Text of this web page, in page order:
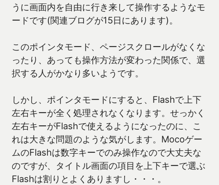
うに画面内を自由に行き来して操作するようなモ
ードです(関連ブログが15日にあります)。
このポインタモード、ページスクロールがなくな
ったり、あっても操作方法が変わった関係で、選
択する人がかなり多いようです。
しかし、ポインタモードにすると、Flashで上下
左右キーが全く処理されなくなります。せっかく
左右キーがFlashで使えるようになったのに、こ
れは大きな問題のような気がします。Mocoゲー
ムのFlashは数字キーでのみ操作なので大丈夫な
のですが、タイトル画面の項目を上下キーで選ぶ
Flashは割りとよくありますし・・・。